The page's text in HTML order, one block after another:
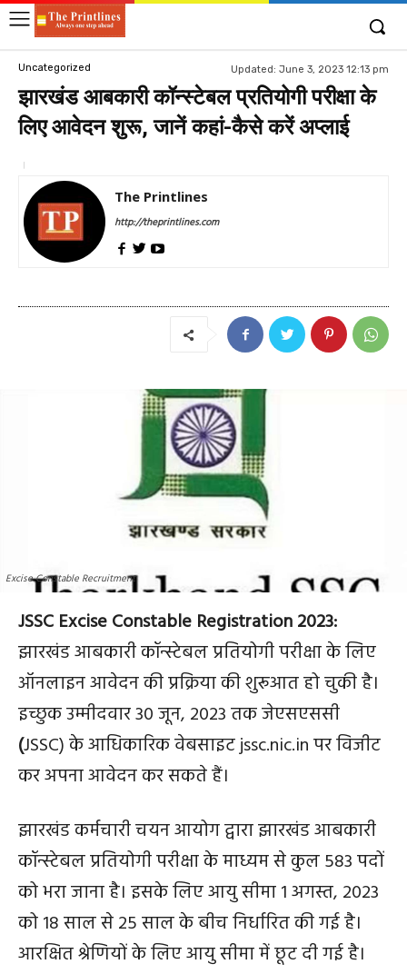
Uncategorized Updated: June 3, 2023 12:13 pm
झारखंड आबकारी कॉन्स्टेबल प्रतियोगी परीक्षा के
लिए आवेदन शुरू, जानें कहां-कैसे करें अप्लाई
The Printlines
http://theprintlines.com
Excise Constable Recruitment
JSSC Excise Constable Registration 2023:
झारखंड आबकारी कॉन्स्टेबल प्रतियोगी परीक्षा के लिए
ऑनलाइन आवेदन की प्रक्रिया की शुरूआत हो चुकी है।
इच्छुक उम्मीदवार 30 जून, 2023 तक जेएसएससी
(JSSC) के आधिकारिक वेबसाइट jssc.nic.in पर विजीट
कर अपना आवेदन कर सकते हैं।
झारखंड कर्मचारी चयन आयोग द्वारा झारखंड आबकारी
कॉन्स्टेबल प्रतियोगी परीक्षा के माध्यम से कुल 583 पदों
को भरा जाना है। इसके लिए आयु सीमा 1 अगस्त, 2023
को 18 साल से 25 साल के बीच निर्धारित की गई है।
आरक्षित श्रेणियों के लिए आयु सीमा में छूट दी गई है।